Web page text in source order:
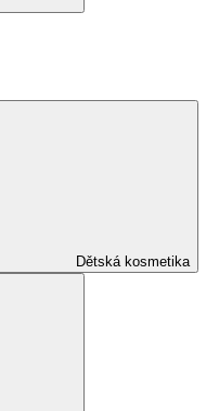
Dětská kosmetika